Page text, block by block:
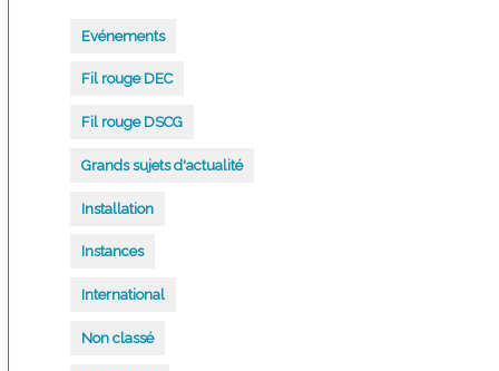
Evénements
Fil rouge DEC
Fil rouge DSCG
Grands sujets d'actualité
Installation
Instances
International
Non classé